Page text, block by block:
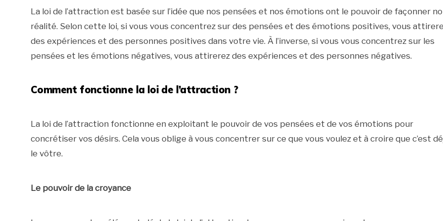
La loi de l’attraction est basée sur l’idée que nos pensées et nos émotions ont le pouvoir de façonner
réalité. Selon cette loi, si vous vous concentrez sur des pensées et des émotions positives, vous
des expériences et des personnes positives dans votre vie. À l’inverse, si vous vous concentrez sur les
pensées et les émotions négatives, vous attirerez des expériences et des personnes négatives.
Comment fonctionne la loi de l’attraction ?
La loi de l’attraction fonctionne en exploitant le pouvoir de vos pensées et de vos émotions pour
concrétiser vos désirs. Cela vous oblige à vous concentrer sur ce que vous voulez et à croire que c’est
le vôtre.
Le pouvoir de la croyance